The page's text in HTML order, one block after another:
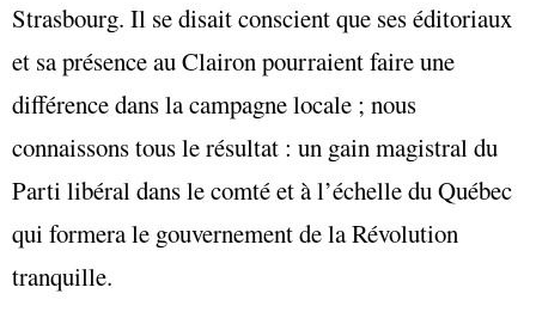
Strasbourg. Il se disait conscient que ses éditoriaux
et sa présence au Clairon pourraient faire une
différence dans la campagne locale ; nous
connaissons tous le résultat : un gain magistral du
Parti libéral dans le comté et à l’échelle du Québec
qui formera le gouvernement de la Révolution
tranquille.